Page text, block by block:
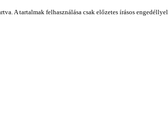
A tartalmak felhasználása csak előzetes írásos